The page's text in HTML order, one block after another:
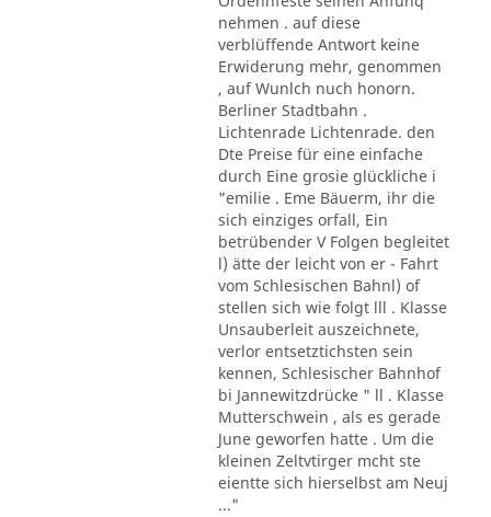
nehmen . auf diese
verblüffende Antwort keine
Erwiderung mehr, genommen
, auf Wunlch nuch honorn.
Berliner Stadtbahn .
Lichtenrade Lichtenrade. den
Dte Preise für eine einfache
durch Eine grosie glückliche i
"emilie . Eme Bäuerm, ihr die
sich einziges orfall, Ein
betrübender V Folgen begleitet
l) ätte der leicht von er - Fahrt
vom Schlesischen Bahnl) of
stellen sich wie folgt lll . Klasse
Unsauberleit auszeichnete,
verlor entsetztichsten sein
kennen, Schlesischer Bahnhof
bi Jannewitzdrücke " ll . Klasse
Mutterschwein , als es gerade
June geworfen hatte . Um die
kleinen Zeltvtirger mcht ste
eientte sich hierselbst am Neuj
..."